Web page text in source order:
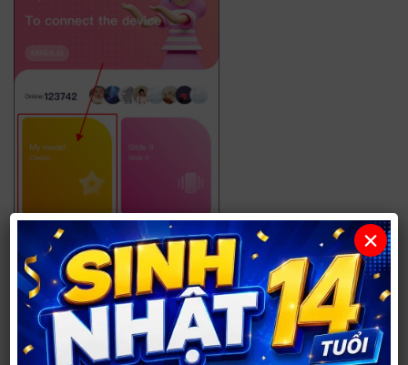
Bước 9: Quan trọng:
×